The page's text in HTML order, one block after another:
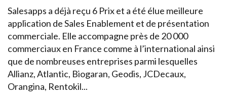
Salesapps a déjà reçu 6 Prix et a été élue meilleure
application de Sales Enablement et de présentation
commerciale. Elle accompagne près de 20 000
commerciaux en France comme à l’international ainsi
que de nombreuses entreprises parmi lesquelles
Allianz, Atlantic, Biogaran, Geodis, JCDecaux,
Orangina, Rentokil...